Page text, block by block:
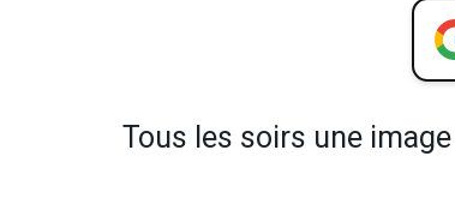
Tous les soirs une